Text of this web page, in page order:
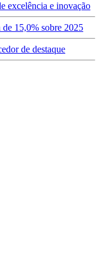
excelência e inovação
15,0% sobre 2025
de destaque